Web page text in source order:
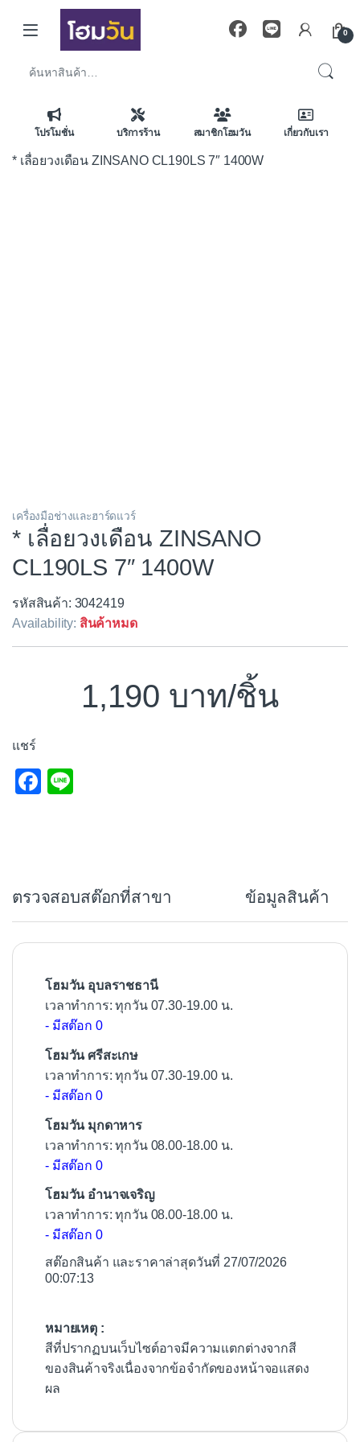
Skip to navigation
Skip to content
0
โปรโมชั่น บริการร้าน สมาชิกโฮมวัน เกี่ยวกับเรา
* เลื่อยวงเดือน ZINSANO CL190LS 7″ 1400W
เครื่องมือช่างและฮาร์ดแวร์
* เลื่อยวงเดือน ZINSANO
CL190LS 7″ 1400W
รหัสสินค้า: 3042419
Availability: สินค้าหมด
1,190 /ชิ้น
แชร์
F
o
o
ตรวจสอบสต๊อกที่สาขา ข้อมูลสินค้า
โฮมวัน อุบลราชธานี
เวลาทำการ: ทุกวัน 07.30-19.00 น.
- มีสต๊อก 0
โฮมวัน ศรีสะเกษ
เวลาทำการ: ทุกวัน 07.30-19.00 น.
- มีสต๊อก 0
โฮมวัน มุกดาหาร
เวลาทำการ: ทุกวัน 08.00-18.00 น.
- มีสต๊อก 0
โฮมวัน อำนาจเจริญ
เวลาทำการ: ทุกวัน 08.00-18.00 น.
- มีสต๊อก 0
สต๊อกสินค้า และราคาล่าสุดวันที่ 27/07/2026
00:07:13
หมายเหตุ :
สีที่ปรากฏบนเว็บไซต์อาจมีความแตกต่างจากสี
ของสินค้าจริงเนื่องจากข้อจำกัดของหน้าจอแสดง
ผล